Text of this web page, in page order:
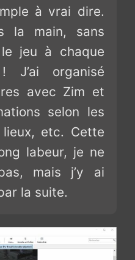
à vrai dire.
la main, sans
jeu à chaque
! J’ai organisé
avec Zim et
selon les
lieux, etc. Cette
labeur, je ne
mais j’y ai
la suite.